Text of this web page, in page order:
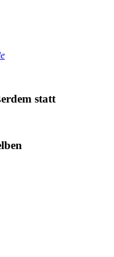
statt